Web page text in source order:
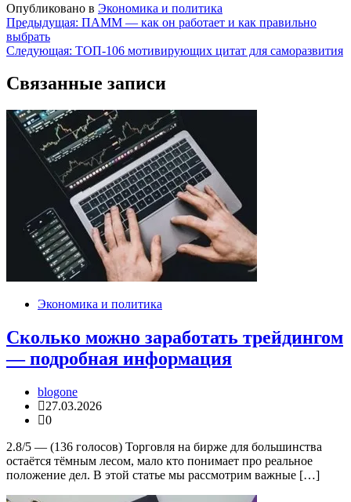
Опубликовано в Экономика и политика
Навигация
по
Предыдущая: ПАММ — как он работает и как правильно
выбрать
Следующая: ТОП-106 мотивирующих цитат для саморазвития
Связанные записи
Экономика и политика
Сколько можно заработать трейдингом
— подробная информация
blogone
27.03.2026
0
2.8/5 — (136 голосов) Торговля на бирже для большинства
остаётся тёмным лесом, мало кто понимает про реальное
положение дел. В этой статье мы рассмотрим важные […]